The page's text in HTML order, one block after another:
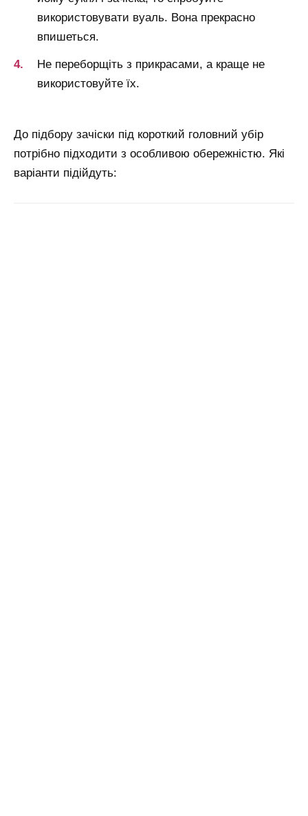
використовувати вуаль. Вона прекрасно
впишеться.
Не переборщіть з прикрасами, а краще не
використовуйте їх.
До підбору зачіски під короткий головний убір
потрібно підходити з особливою обережністю. Які
варіанти підійдуть: